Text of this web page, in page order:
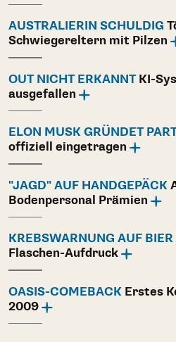
AUSTRALIERIN SCHULDIG
Schwiegereltern mit Pilzen
OUT NICHT ERKANNTKI-
ausgefallen
ELON MUSK GRÜNDET
offiziell eingetragen
"JAGD" AUF HANDGEPÄCK
Bodenpersonal Prämien
KREBSWARNUNG AUF BIER
Flaschen-Aufdruck
OASIS-COMEBACK Erstes
2009